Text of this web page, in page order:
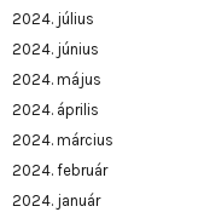
2024. július
2024. június
2024. május
2024. április
2024. március
2024. február
2024. január